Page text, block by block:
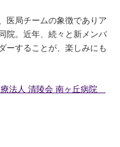
医局チームの象徴でありア
院。近年、続々と新メンバ
ーすることが、楽しみにも
法人 清陵会 南ヶ丘病院